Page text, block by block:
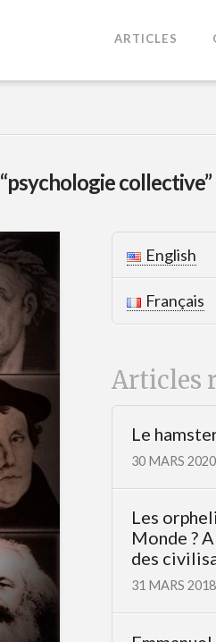
ARTICLES
“psychologie collective”
English
Français
Articles
Le
30 MARS 2020
Les
Monde ?
des
31 MARS 2018